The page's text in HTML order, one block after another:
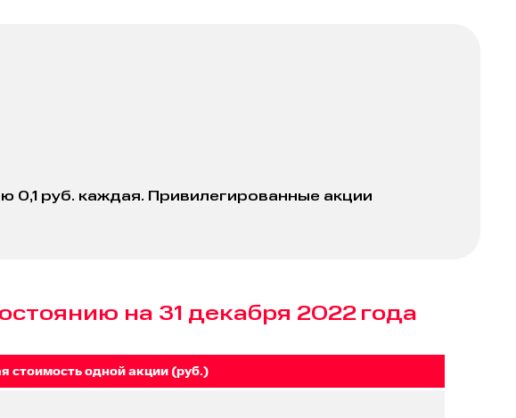
0,1 руб. каждая. Привилегированные акции
на 31 декабря 2022 года
стоимость одной акции (руб.)